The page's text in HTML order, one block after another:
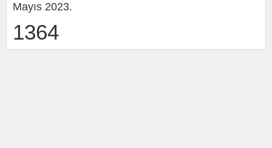
Mayıs 2023.
1364